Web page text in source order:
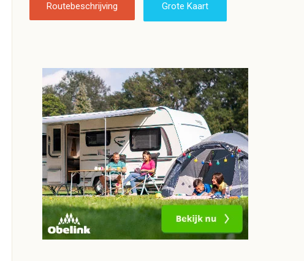
Routebeschrijving Grote Kaart